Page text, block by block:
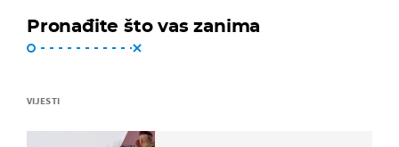
Pronađite što vas zanima
VIJESTI